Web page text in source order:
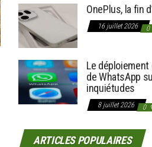
OnePlus, la fin
16 juillet 2026 0
Le
de WhatsApp
inquiétudes
8 juillet 2026 0
ARTICLES POPULAIRES